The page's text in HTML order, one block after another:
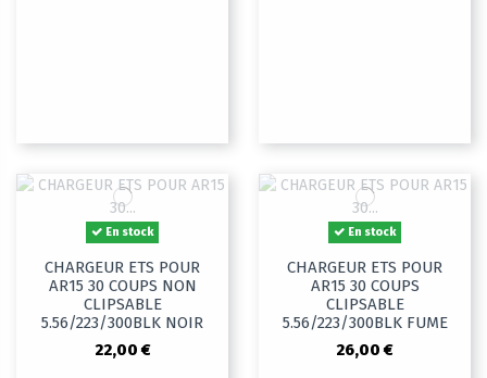
En stock
CHARGEUR ETS POUR
AR15 30 COUPS NON
CLIPSABLE
5.56/223/300BLK NOIR
22,00 €
En stock
CHARGEUR ETS POUR
AR15 30 COUPS
CLIPSABLE
5.56/223/300BLK FUME
26,00 €